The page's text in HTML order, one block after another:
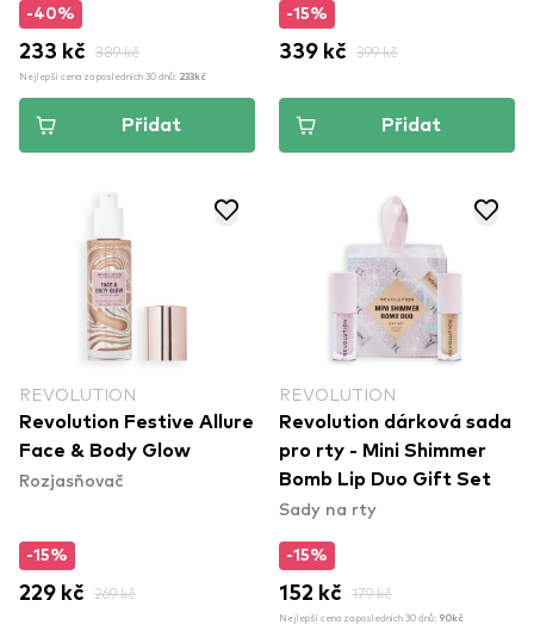
-40%
233 kč 389 kč
Nejlepší cena za posledních 30 dnů: 233kč
Přidat
-15%
339 kč 399 kč
Přidat
REVOLUTION
Revolution Festive Allure
Face & Body Glow
Rozjasňovač
-15%
229 kč 269 kč
REVOLUTION
Revolution dárková sada
pro rty - Mini Shimmer
Bomb Lip Duo Gift Set
Sady na rty
-15%
152 kč 179 kč
Nejlepší cena za posledních 30 dnů: 90kč